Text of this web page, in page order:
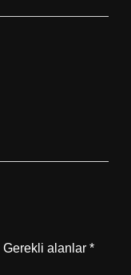
Gerekli alanlar *